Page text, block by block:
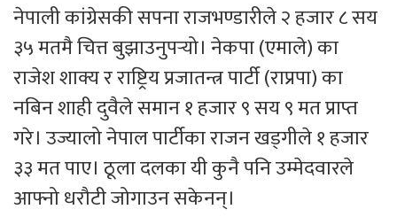
नेपाली कांग्रेसकी सपना राजभण्डारीले २ हजार ८ सय
३५ मतमै चित्त बुझाउनुपर्‍यो। नेकपा (एमाले) का
राजेश शाक्य र राष्ट्रिय प्रजातन्त्र पार्टी (राप्रपा) का
नबिन शाही दुवैले समान १ हजार ९ सय ९ मत प्राप्त
गरे। उज्यालो नेपाल पार्टीका राजन खड्गीले १ हजार
३३ मत पाए। ठूला दलका यी कुनै पनि उम्मेदवारले
आफ्नो धरौटी जोगाउन सकेनन्।